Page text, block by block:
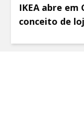
IKEA abre em
conceito de